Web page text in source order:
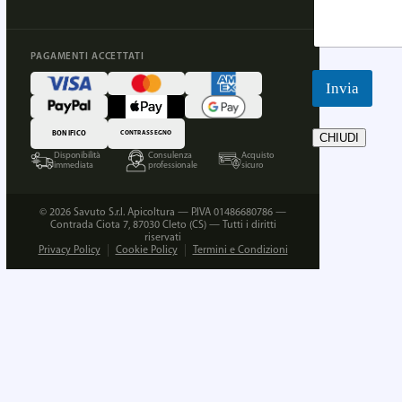
PAGAMENTI ACCETTATI
BONIFICO CONTRASSEGNO
Disponibilità
immediata
Consulenza
professionale
Acquisto
sicuro
© 2026 Savuto S.r.l. Apicoltura — P.IVA 01486680786 —
Contrada Ciota 7, 87030 Cleto (CS) — Tutti i diritti
riservati
Privacy Policy
Cookie Policy Termini e Condizioni
Invia
CHIUDI